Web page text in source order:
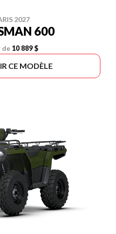
2027
600
de 10 889 $
CE MODÈLE